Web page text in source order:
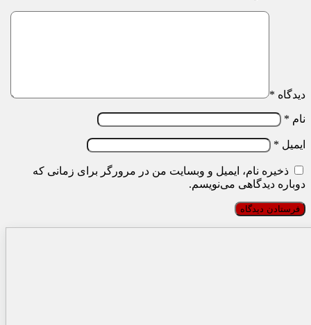
دیدگاه *
نام *
ایمیل *
ذخیره نام، ایمیل و وبسایت من در مرورگر برای زمانی که
دوباره دیدگاهی می‌نویسم.